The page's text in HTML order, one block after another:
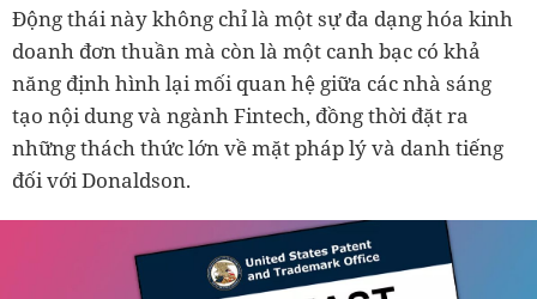
Động thái này không chỉ là một sự đa dạng hóa kinh
doanh đơn thuần mà còn là một canh bạc có khả
năng định hình lại mối quan hệ giữa các nhà sáng
tạo nội dung và ngành Fintech, đồng thời đặt ra
những thách thức lớn về mặt pháp lý và danh tiếng
đối với Donaldson.